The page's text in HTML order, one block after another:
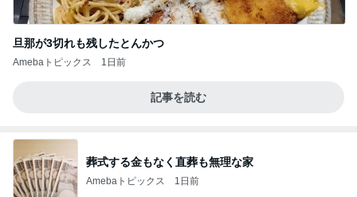
旦那が3切れも残したとんかつ
Amebaトピックス 1日前
記事を読む
葬式する金もなく直葬も無理な家
Amebaトピックス 1日前